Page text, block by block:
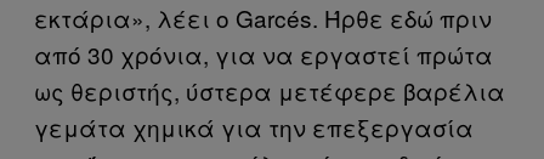
εκτάρια», λέει ο Garcés. Ήρθε εδώ πριν
από 30 χρόνια, για να εργαστεί πρώτα
ως θεριστής, ύστερα μετέφερε βαρέλια
γεμάτα χημικά για την επεξεργασία